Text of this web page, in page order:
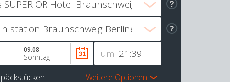
um
09.08
Sonntag
Weitere Optionen